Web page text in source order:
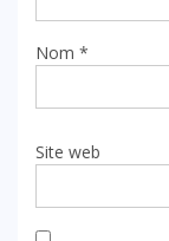
Nom *
Site web